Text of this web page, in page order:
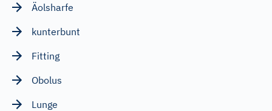
Äolsharfe
kunterbunt
Fitting
Obolus
Lunge